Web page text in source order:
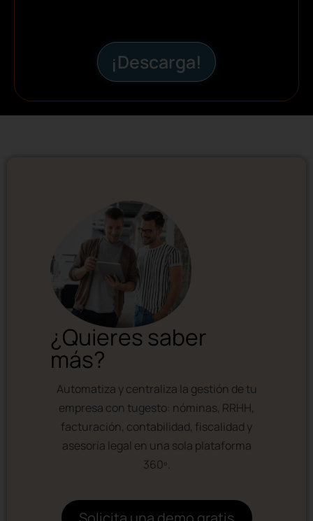
¡Descarga!
¿Quieres saber
más?
Automatiza y centraliza la gestión de tu
empresa con tugesto: nóminas, RRHH,
facturación, contabilidad, fiscalidad y
asesoría legal en una sola plataforma
360º.